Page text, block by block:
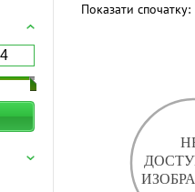
Показати спочатку: